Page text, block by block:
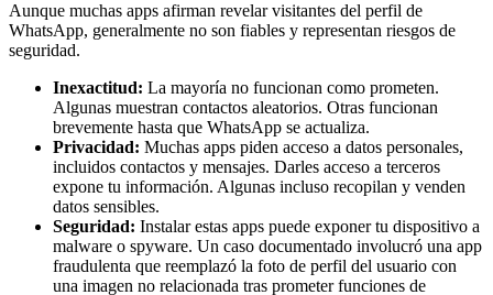
Aunque muchas apps afirman revelar visitantes del perfil de
WhatsApp, generalmente no son fiables y representan riesgos de
seguridad.
Inexactitud: La mayoría no funcionan como prometen.
Algunas muestran contactos aleatorios. Otras funcionan
brevemente hasta que WhatsApp se actualiza.
Privacidad: Muchas apps piden acceso a datos personales,
incluidos contactos y mensajes. Darles acceso a terceros
expone tu información. Algunas incluso recopilan y venden
datos sensibles.
Seguridad: Instalar estas apps puede exponer tu dispositivo a
malware o spyware. Un caso documentado involucró una app
fraudulenta que reemplazó la foto de perfil del usuario con
una imagen no relacionada tras prometer funciones de